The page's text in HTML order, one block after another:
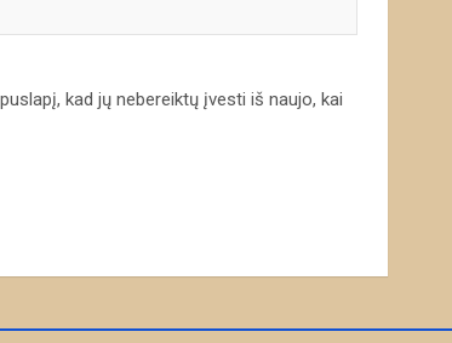
kad jų nebereiktų įvesti iš naujo, kai